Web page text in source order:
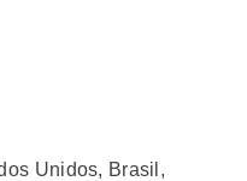
Unidos, Brasil,